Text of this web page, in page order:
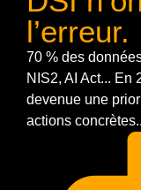
l’erreur.
70 % des
NIS2, AI Act... En
devenue une
actions